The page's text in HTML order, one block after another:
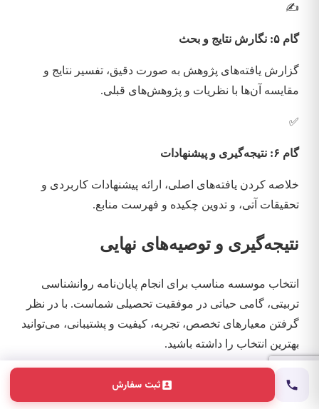
ثبت سفارش
✍️
گام ۵: نگارش نتایج و بحث
گزارش یافته‌های پژوهش به صورت دقیق، تفسیر نتایج و
مقایسه آن‌ها با نظریات و پژوهش‌های قبلی.
✅
گام ۶: نتیجه‌گیری و پیشنهادات
خلاصه کردن یافته‌های اصلی، ارائه پیشنهادات کاربردی و
تحقیقات آتی، و تدوین چکیده و فهرست منابع.
نتیجه‌گیری و توصیه‌های نهایی
انتخاب موسسه مناسب برای انجام پایان‌نامه روانشناسی
تربیتی، گامی حیاتی در موفقیت تحصیلی شماست. با در نظر
گرفتن معیارهای تخصص، تجربه، کیفیت و پشتیبانی، می‌توانید
بهترین انتخاب را داشته باشید.
توصیه می‌شود پیش از هرگونه همکاری، وب‌سایت موسسات
معرفی شده را با دقت بررسی کنید، با کارشناسان آن‌ها